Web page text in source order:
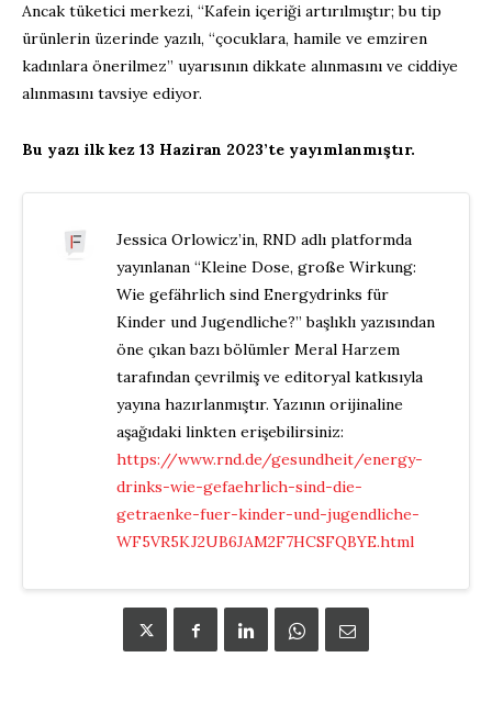
Ancak tüketici merkezi, “Kafein içeriği artırılmıştır; bu tip
ürünlerin üzerinde yazılı, “çocuklara, hamile ve emziren
kadınlara önerilmez” uyarısının dikkate alınmasını ve ciddiye
alınmasını tavsiye ediyor.
Bu yazı ilk kez 13 Haziran 2023’te yayımlanmıştır.
Jessica Orlowicz’in, RND adlı platformda
yayınlanan “Kleine Dose, große Wirkung:
Wie gefährlich sind Energydrinks für
Kinder und Jugendliche?” başlıklı yazısından
öne çıkan bazı bölümler Meral Harzem
tarafından çevrilmiş ve editoryal katkısıyla
yayına hazırlanmıştır. Yazının orijinaline
aşağıdaki linkten erişebilirsiniz:
https://www.rnd.de/gesundheit/energy-
drinks-wie-gefaehrlich-sind-die-
getraenke-fuer-kinder-und-jugendliche-
WF5VR5KJ2UB6JAM2F7HCSFQBYE.html